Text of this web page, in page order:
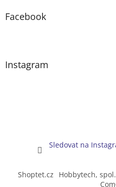
Facebook
Instagram
Sledovat na
Shoptet.cz Hobbytech,